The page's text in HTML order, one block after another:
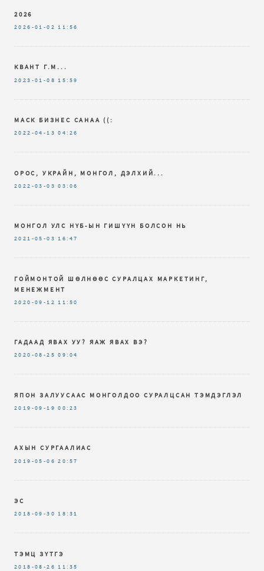
2026
2026-01-02 11:56
КВАНТ Г.М...
2023-01-08 15:59
МАСК БИЗНЕС САНАА ((:
2022-04-13 04:26
ОРОС, УКРАЙН, МОНГОЛ, ДЭЛХИЙ...
2022-03-03 03:06
МОНГОЛ УЛС НҮБ-ЫН ГИШҮҮН БОЛСОН НЬ
2021-05-03 16:47
ГОЙМОНТОЙ ШӨЛНӨӨС СУРАЛЦАХ МАРКЕТИНГ,
МЕНЕЖМЕНТ
2020-09-12 11:50
ГАДААД ЯВАХ УУ? ЯАЖ ЯВАХ ВЭ?
2020-08-25 09:04
ЯПОН ЗАЛУУСААС МОНГОЛДОО СУРАЛЦСАН ТЭМДЭГЛЭЛ
2019-09-19 00:23
АХЫН СУРГААЛИАС
2019-05-06 20:57
ЭС
2018-09-30 18:31
ТЭМЦ ЗҮТГЭ
2018-08-26 11:35